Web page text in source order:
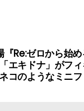
Re:ゼロから始
エキドナ」がフ
のようなミニフ